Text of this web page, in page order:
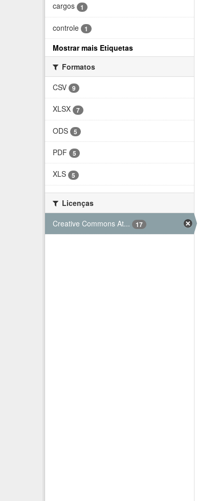
cargos 1
controle 1
Mostrar mais Etiquetas
Formatos
CSV
9
XLSX 7
ODS 5
PDF 5
XLS 5
Licenças
Creative Commons At...
17